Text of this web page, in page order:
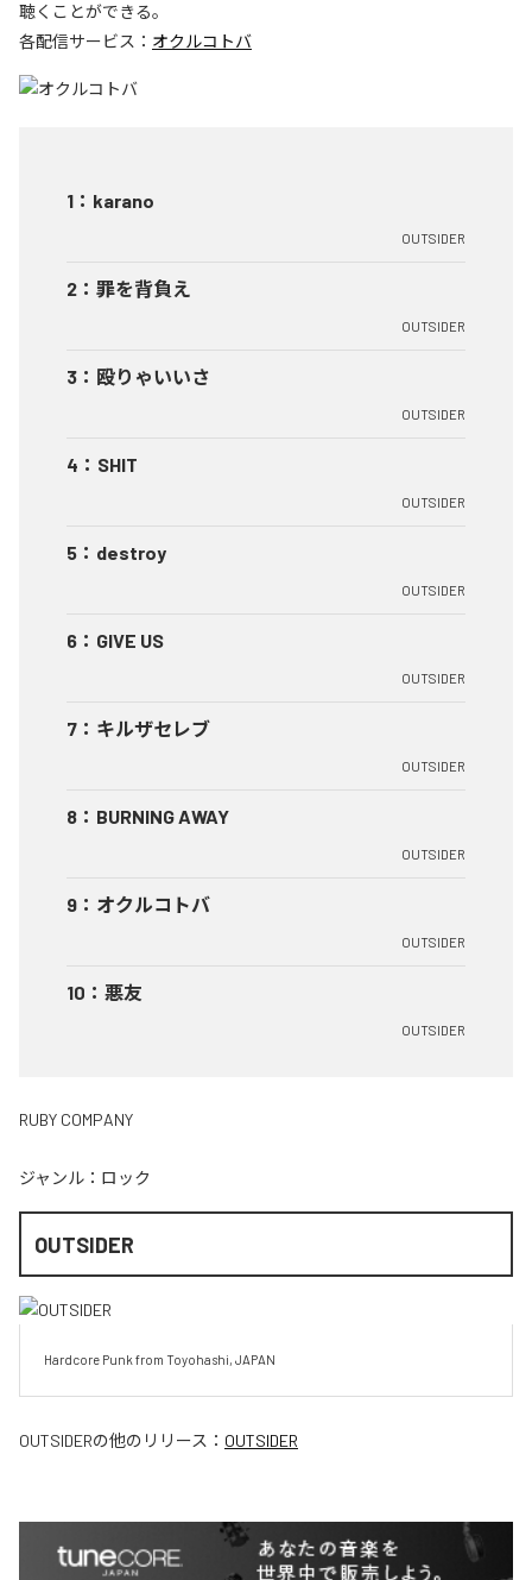
聴くことができる。
各配信サービス： オクルコトバ
1 ： karano
OUTSIDER
2 ： 罪を背負え
OUTSIDER
3 ： 殴りゃいいさ
OUTSIDER
4 ： SHIT
OUTSIDER
5 ： destroy
OUTSIDER
6 ： GIVE US
OUTSIDER
7 ： キルザセレブ
OUTSIDER
8 ： BURNING AWAY
OUTSIDER
9 ： オクルコトバ
OUTSIDER
10 ： 悪友
OUTSIDER
RUBY COMPANY
ジャンル： ロック
OUTSIDER
Hardcore Punk from Toyohashi, JAPAN
OUTSIDERの他のリリース： OUTSIDER